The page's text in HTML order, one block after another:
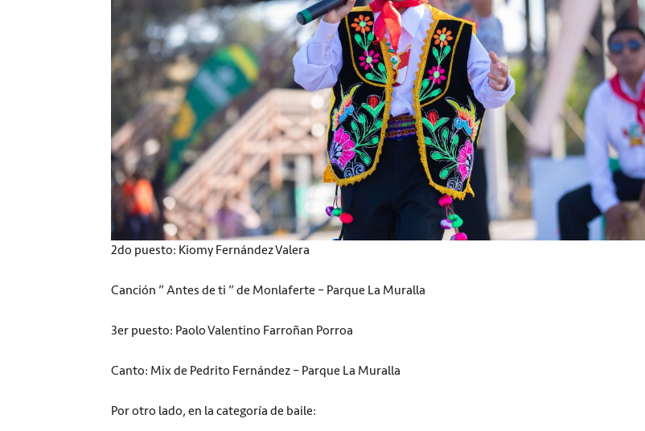
2do puesto: Kiomy Fernández Valera
Canción ” Antes de ti ” de Monlaferte – Parque La Muralla
3er puesto: Paolo Valentino Farroñan Porroa
Canto: Mix de Pedrito Fernández – Parque La Muralla
Por otro lado, en la categoría de baile: